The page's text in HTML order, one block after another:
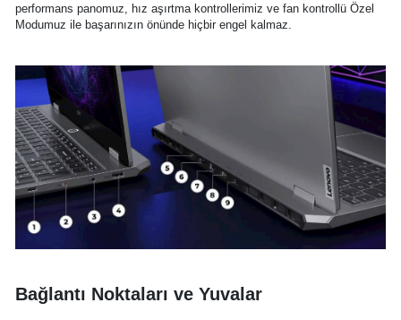
performans panomuz, hız aşırtma kontrollerimiz ve fan kontrollü Özel
Modumuz ile başarınızın önünde hiçbir engel kalmaz.
Bağlantı Noktaları ve Yuvalar